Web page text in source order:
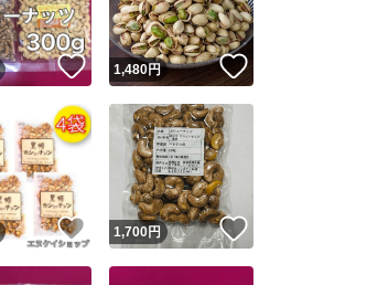
いいね！
1,480円 いいね！
いいね！
1,700円